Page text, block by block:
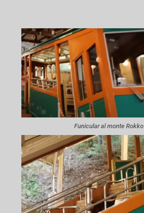
Funicular al monte Rokko